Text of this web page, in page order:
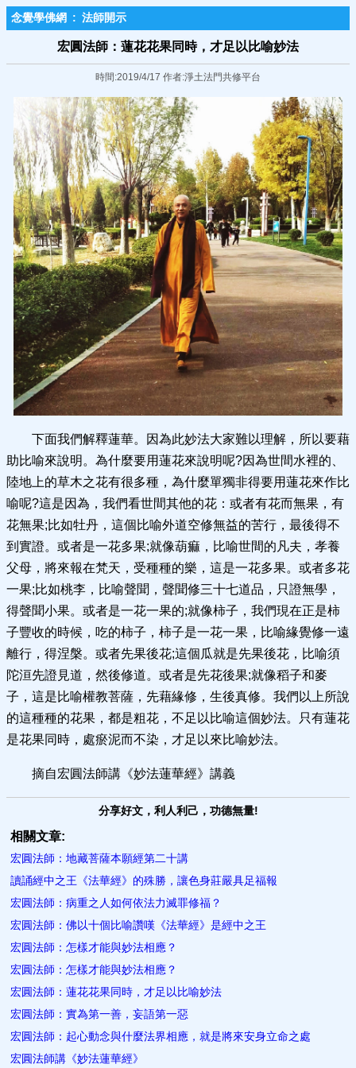
念覺學佛網 : 法師開示
宏圓法師：蓮花花果同時，才足以比喻妙法
時間:2019/4/17 作者:淨土法門共修平台
下面我們解釋蓮華。因為此妙法大家難以理解，所以要藉
助比喻來說明。為什麼要用蓮花來說明呢?因為世間水裡的、
陸地上的草木之花有很多種，為什麼單獨非得要用蓮花來作比
喻呢?這是因為，我們看世間其他的花：或者有花而無果，有
花無果;比如牡丹，這個比喻外道空修無益的苦行，最後得不
到實證。或者是一花多果;就像葫痲，比喻世間的凡夫，孝養
父母，將來報在梵天，受種種的樂，這是一花多果。或者多花
一果;比如桃李，比喻聲聞，聲聞修三十七道品，只證無學，
得聲聞小果。或者是一花一果的;就像柿子，我們現在正是柿
子豐收的時候，吃的柿子，柿子是一花一果，比喻緣覺修一遠
離行，得涅槃。或者先果後花;這個瓜就是先果後花，比喻須
陀洹先證見道，然後修道。或者是先花後果;就像稻子和麥
子，這是比喻權教菩薩，先藉緣修，生後真修。我們以上所說
的這種種的花果，都是粗花，不足以比喻這個妙法。只有蓮花
是花果同時，處瘀泥而不染，才足以來比喻妙法。
摘自宏圓法師講《妙法蓮華經》講義
分享好文，利人利己，功德無量!
相關文章:
宏圓法師：地藏菩薩本願經第二十講
讀誦經中之王《法華經》的殊勝，讓色身莊嚴具足福報
宏圓法師：病重之人如何依法力滅罪修福？
宏圓法師：佛以十個比喻讚嘆《法華經》是經中之王
宏圓法師：怎樣才能與妙法相應？
宏圓法師：怎樣才能與妙法相應？
宏圓法師：蓮花花果同時，才足以比喻妙法
宏圓法師：實為第一善，妄語第一惡
宏圓法師：起心動念與什麼法界相應，就是將來安身立命之處
宏圓法師講《妙法蓮華經》